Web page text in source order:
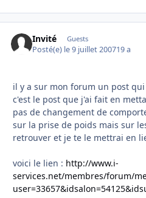
Invité Guests
Posté(e) le 9 juillet 200719 a
il y a sur mon forum un post
c'est le post que j'ai fait en
pas de changement de
sur la prise de poids mais sur
retrouver et je te le mettrai en
voici le lien : http://www.i-
services.net/membres/forum/